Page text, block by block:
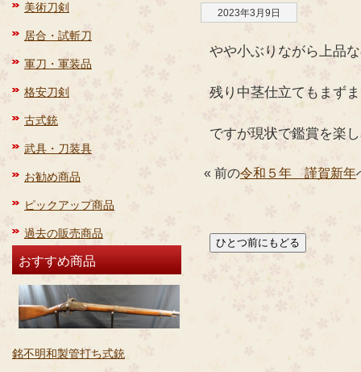
美術刀剣
居合・試斬刀
軍刀・軍装品
格安刀剣
古式銃
武具・刀装具
お勧め商品
ピックアップ商品
過去の販売商品
おすすめ商品
銘不明和製管打ち式銃
2023年3月9日
やや小ぶりながら上品
残り中茎仕立てもまず
ですが現状で鑑賞を楽
« 前の令和５年 謹賀新年